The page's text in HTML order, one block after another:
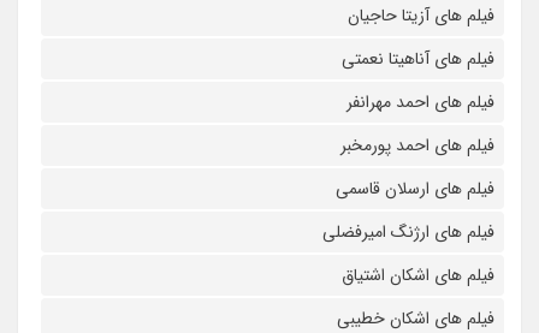
فیلم های آزیتا حاجیان
فیلم های آناهیتا نعمتی
فیلم های احمد مهرانفر
فیلم های احمد پورمخبر
فیلم های ارسلان قاسمی
فیلم های ارژنگ امیرفضلی
فیلم های اشکان اشتیاق
فیلم های اشکان خطیبی